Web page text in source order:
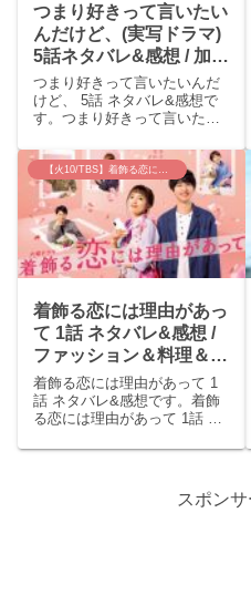
つまり好きって言いたい
んだけど、(実写ドラマ)
5話ネタバレ&感想 / 加賀
美(東啓介)もあゆみ(松井
愛莉)も良い人だった展
開～(*^▽^*)
つまり好きって言いたいんだ
けど、 5話 ネタバレ&感想で
す。つまり好きって言いたい
代瀬那（櫻井海音）のマネー
ジャーは加賀美(東啓介)がする
ことになり、千歳（大原櫻
子）はあゆみ(松井愛莉)を担当
することになった。慣...
着飾る恋には理由があっ
て 1話 ネタバレ&感想 /
ファッション＆料理＆シ
ェアハウス！都会のキラ
キラが詰まってる
～°˖✧◝(⁰▿⁰)◜✧˖°
着飾る恋には理由があって 1
話 ネタバレ&感想です。着飾
る恋には理由があって 1話 あ
奈）はインテリアメーカー
り、SNSのフォロワーは10万
近くのインフルエンサー。あ
スポン